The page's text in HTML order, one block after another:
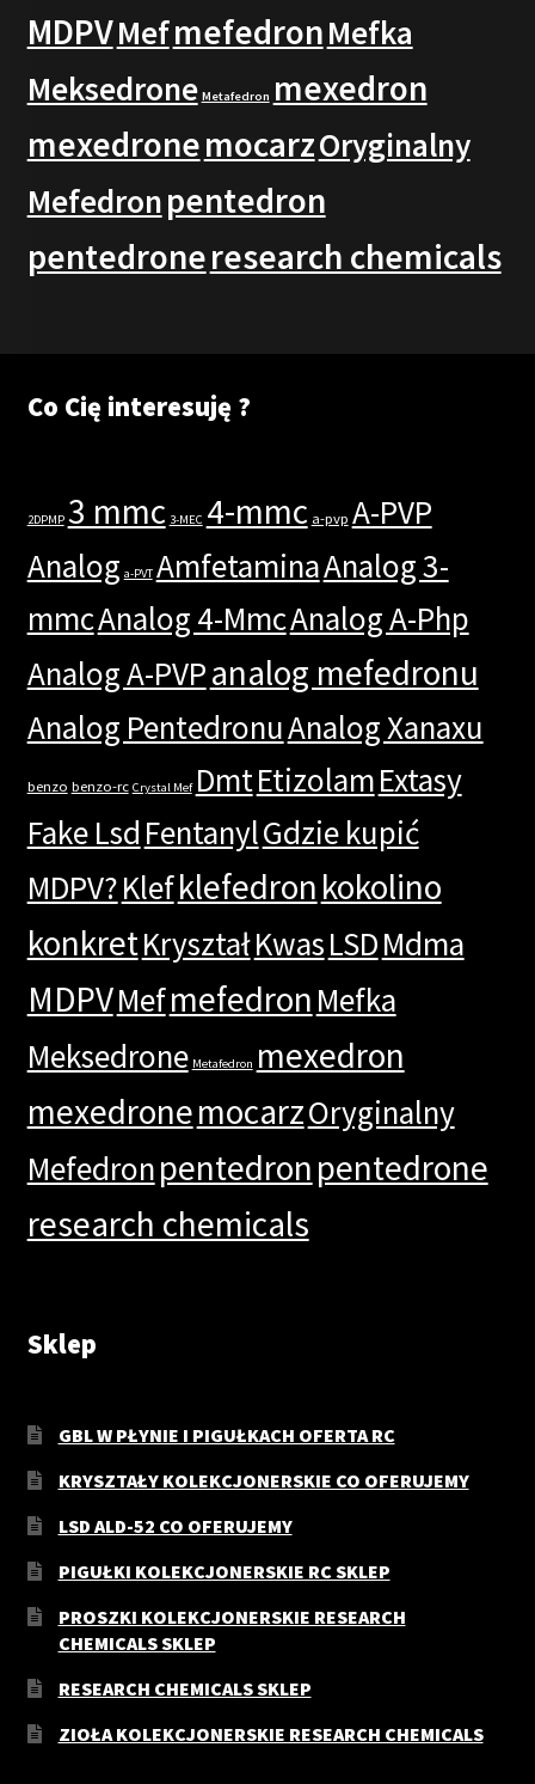
MDPVMefmefedronMefka
Meksedrone Metafedron mexedron
mexedronemocarzOryginalny
Mefedronpentedron
pentedroneresearch chemicals
Co Cię interesuję ?
2DPMP 3 mmc 3-MEC 4-mmc a-pvp A-PVP
Analog a-PVT AmfetaminaAnalog 3-
mmcAnalog 4-MmcAnalog A-Php
Analog A-PVPanalog mefedronu
Analog PentedronuAnalog Xanaxu
benzo benzo-rc Crystal Mef DmtEtizolamExtasy
Fake Lsd FentanylGdzie kupić
MDPV?Klefklefedronkokolino
konkretKryształKwasLSDMdma
MDPVMefmefedron Mefka
Meksedrone Metafedron mexedron
mexedronemocarzOryginalny
Mefedronpentedronpentedrone
research chemicals
Sklep
GBL W PŁYNIE I PIGUŁKACH OFERTA RC
KRYSZTAŁY KOLEKCJONERSKIE CO OFERUJEMY
LSD ALD-52 CO OFERUJEMY
PIGUŁKI KOLEKCJONERSKIE RC SKLEP
PROSZKI KOLEKCJONERSKIE RESEARCH
CHEMICALS SKLEP
RESEARCH CHEMICALS SKLEP
ZIOŁA KOLEKCJONERSKIE RESEARCH CHEMICALS